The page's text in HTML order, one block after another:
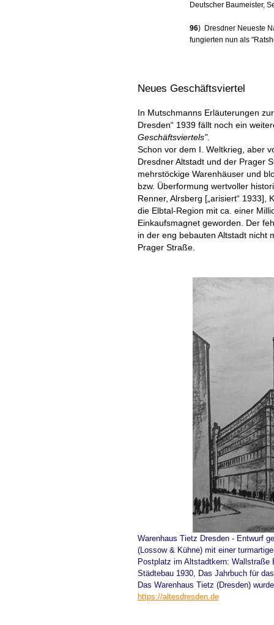
Deutscher Baumeister,
96) Dresdner Neueste
fungierten nun als
Neues Geschäftsviertel
In Mutschmanns Erläuterungen
Dresden“ 1939 fällt noch ein
Geschäftsviertels".
Schon vor dem I. Weltkrieg, aber
Dresdner Altstadt und der Prager
mehrstöckige Warenhäuser und
bzw. Überformung wertvoller
Renner, Alrsberg [„arisiert“
die Elbtal-Region mit ca. einer
Einkaufsmagnet geworden. Der
in der eng bebauten Altstadt nicht
Prager Straße.
Warenhaus Tietz Dresden - Entwurf
(Lossow & Kühne) mit einer
Postplatz im Altstadtkern:
Städtebau 1930, Das Jahrbuch für
Das Warenhaus Tietz (Dresden)
https://altesdresden.de